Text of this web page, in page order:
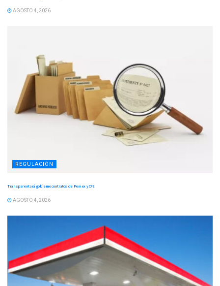
AGOSTO 4, 2026
REGULACIÓN
Transparentará gobierno contratos de Pemex y CFE
AGOSTO 4, 2026